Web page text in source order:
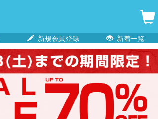
新規会員登録 新着一覧